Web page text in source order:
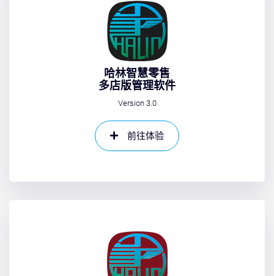
哈林智慧零售
多店版管理软件
Version 3.0
前往体验